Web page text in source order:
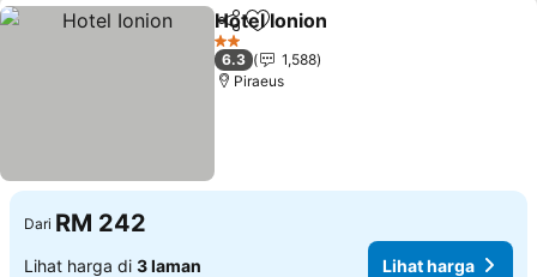
KongsiTambah ke favorit
Hotel Ionion
2 Bintang
6.3
1,588
Piraeus
Dari RM 242
Lihat harga di 3 laman Lihat harga